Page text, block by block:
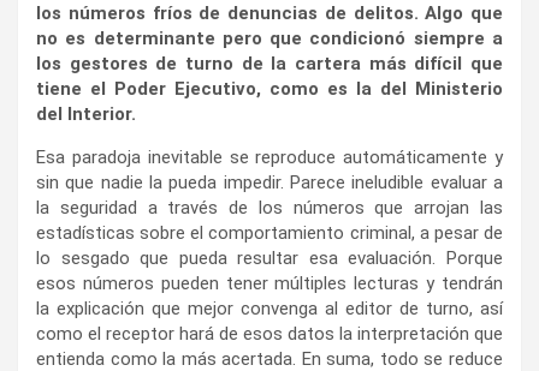
los números fríos de denuncias de delitos. Algo que
no es determinante pero que condicionó siempre a
los gestores de turno de la cartera más difícil que
tiene el Poder Ejecutivo, como es la del Ministerio
del Interior.
Esa paradoja inevitable se reproduce automáticamente y
sin que nadie la pueda impedir. Parece ineludible evaluar a
la seguridad a través de los números que arrojan las
estadísticas sobre el comportamiento criminal, a pesar de
lo sesgado que pueda resultar esa evaluación. Porque
esos números pueden tener múltiples lecturas y tendrán
la explicación que mejor convenga al editor de turno, así
como el receptor hará de esos datos la interpretación que
entienda como la más acertada. En suma, todo se reduce